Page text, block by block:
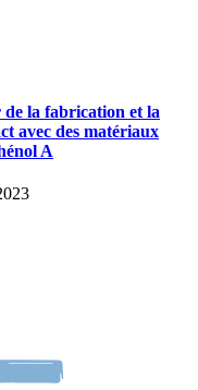
de la fabrication et la
avec des matériaux
A